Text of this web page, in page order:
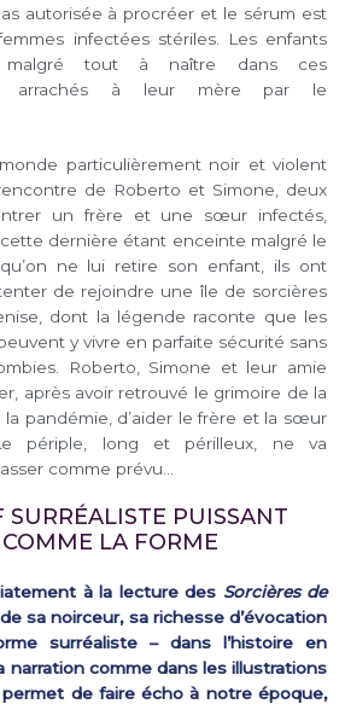
autorisée à procréer et le sérum est
infectées stériles. Les enfants
malgré tout à naître dans ces
arrachés à leur mère par le
particulièrement noir et violent
de Roberto et Simone, deux
un frère et une sœur infectés,
dernière étant enceinte malgré le
ne lui retire son enfant, ils ont
de rejoindre une île de sorcières
dont la légende raconte que les
y vivre en parfaite sécurité sans
Roberto, Simone et leur amie
après avoir retrouvé le grimoire de la
la pandémie, d’aider le frère et la sœur
périple, long et périlleux, ne va
comme prévu…
SURRÉALISTE PUISSANT
LA FORME
à la lecture des Sorcières de
sa noirceur, sa richesse d’évocation
surréaliste – dans l’histoire en
narration comme dans les illustrations
de faire écho à notre époque,